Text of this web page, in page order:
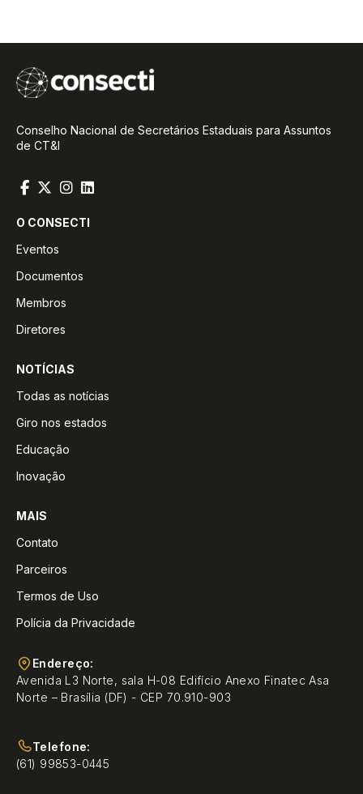
Conselho Nacional de Secretários Estaduais para Assuntos
de CT&I
O CONSECTI
Eventos
Documentos
Membros
Diretores
NOTÍCIAS
Todas as notícias
Giro nos estados
Educação
Inovação
MAIS
Contato
Parceiros
Termos de Uso
Polícia da Privacidade
Endereço:
Avenida L3 Norte, sala H-08 Edifício Anexo Finatec Asa
Norte – Brasília (DF) - CEP 70.910-903
Telefone:
(61) 99853-0445